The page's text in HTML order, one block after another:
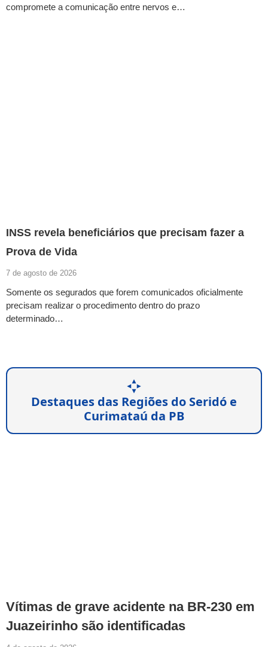
compromete a comunicação entre nervos e…
INSS revela beneficiários que precisam fazer a
Prova de Vida
7 de agosto de 2026
Somente os segurados que forem comunicados oficialmente
precisam realizar o procedimento dentro do prazo
determinado…
Destaques das Regiões do Seridó e
Curimataú da PB
Vítimas de grave acidente na BR-230 em
Juazeirinho são identificadas